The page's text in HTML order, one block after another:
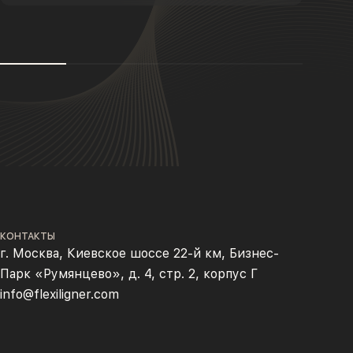
КОНТАКТЫ
г. Москва, Киевское шоссе 22-й км, Бизнес-
Парк «Румянцево», д. 4, стр. 2, корпус Г
info@flexiligner.com